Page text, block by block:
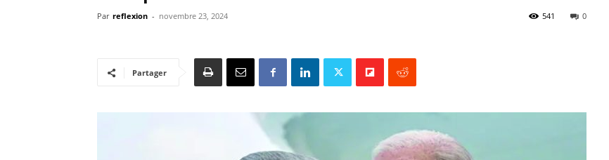
Par reflexion - novembre 23, 2024 0
541
Partager